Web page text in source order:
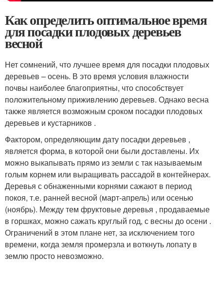
Как определить оптимальное время
для посадки плодовых деревьев
весной
Нет сомнений, что лучшее время для посадки плодовых
деревьев – осень. В это время условия влажности
почвы наиболее благоприятны, что способствует
положительному приживлению деревьев. Однако весна
также является возможным сроком посадки плодовых
деревьев и кустарников .
Фактором, определяющим дату посадки деревьев ,
является форма, в которой они были доставлены. Их
можно выкапывать прямо из земли с так называемым
голым корнем или выращивать рассадой в контейнерах.
Деревья с обнаженными корнями сажают в период
покоя, т.е. ранней весной (март-апрель) или осенью
(ноябрь). Между тем фруктовые деревья , продаваемые
в горшках, можно сажать круглый год, с весны до осени .
Ограничений в этом плане нет, за исключением того
времени, когда земля промерзла и воткнуть лопату в
землю просто невозможно.